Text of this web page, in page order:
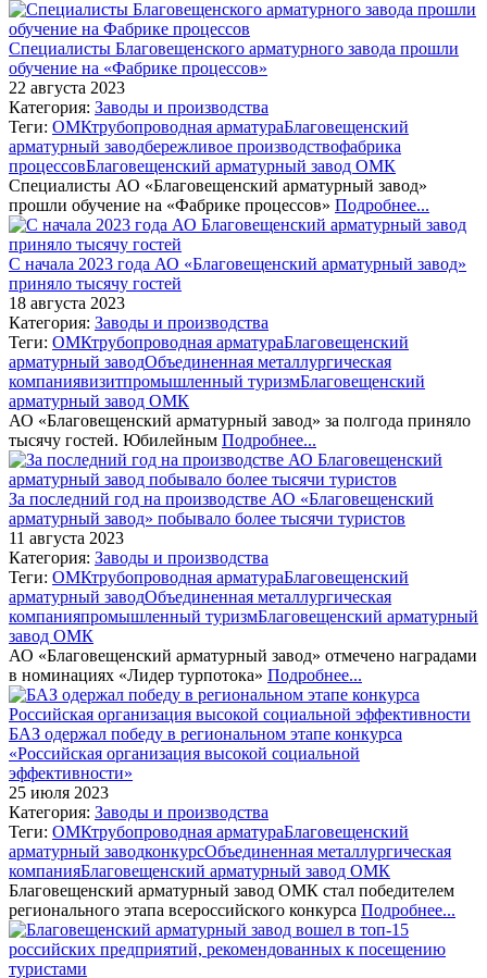
Специалисты Благовещенского арматурного завода прошли
обучение на «Фабрике процессов»
22 августа 2023
Категория: Заводы и производства
Теги: ОМКтрубопроводная арматураБлаговещенский
арматурный заводбережливое производствофабрика
процессовБлаговещенский арматурный завод ОМК
Специалисты АО «Благовещенский арматурный завод»
прошли обучение на «Фабрике процессов» Подробнее...
С начала 2023 года АО «Благовещенский арматурный завод»
приняло тысячу гостей
18 августа 2023
Категория: Заводы и производства
Теги: ОМКтрубопроводная арматураБлаговещенский
арматурный заводОбъединенная металлургическая
компаниявизитпромышленный туризмБлаговещенский
арматурный завод ОМК
АО «Благовещенский арматурный завод» за полгода приняло
тысячу гостей. Юбилейным Подробнее...
За последний год на производстве АО «Благовещенский
арматурный завод» побывало более тысячи туристов
11 августа 2023
Категория: Заводы и производства
Теги: ОМКтрубопроводная арматураБлаговещенский
арматурный заводОбъединенная металлургическая
компанияпромышленный туризмБлаговещенский арматурный
завод ОМК
АО «Благовещенский арматурный завод» отмечено наградами
в номинациях «Лидер турпотока» Подробнее...
БАЗ одержал победу в региональном этапе конкурса
«Российская организация высокой социальной
эффективности»
25 июля 2023
Категория: Заводы и производства
Теги: ОМКтрубопроводная арматураБлаговещенский
арматурный заводконкурсОбъединенная металлургическая
компанияБлаговещенский арматурный завод ОМК
Благовещенский арматурный завод ОМК стал победителем
регионального этапа всероссийского конкурса Подробнее...